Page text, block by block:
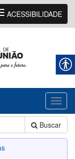
ACESSIBILIDADE
Buscar